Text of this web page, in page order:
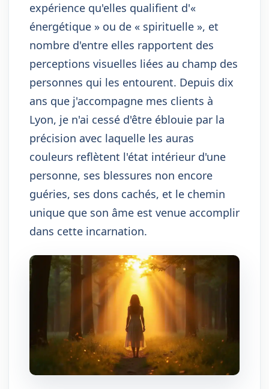
expérience qu'elles qualifient d'«
énergétique » ou de « spirituelle », et
nombre d'entre elles rapportent des
perceptions visuelles liées au champ des
personnes qui les entourent. Depuis dix
ans que j'accompagne mes clients à
Lyon, je n'ai cessé d'être éblouie par la
précision avec laquelle les auras
couleurs reflètent l'état intérieur d'une
personne, ses blessures non encore
guéries, ses dons cachés, et le chemin
unique que son âme est venue accomplir
dans cette incarnation.